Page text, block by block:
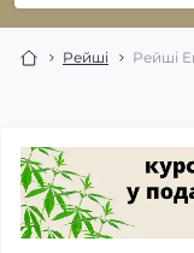
Рейші Рейші